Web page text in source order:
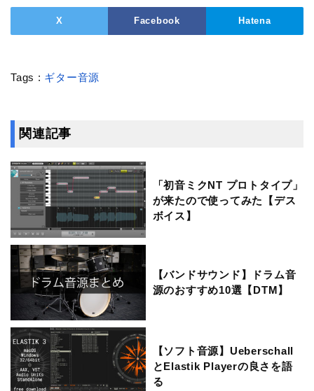
X Facebook Hatena
Tags : ギター音源
関連記事
「初音ミクNT プロトタイプ」
が来たので使ってみた【デス
ボイス】
【バンドサウンド】ドラム音
源のおすすめ10選【DTM】
【ソフト音源】Ueberschall
とElastik Playerの良さを語
る